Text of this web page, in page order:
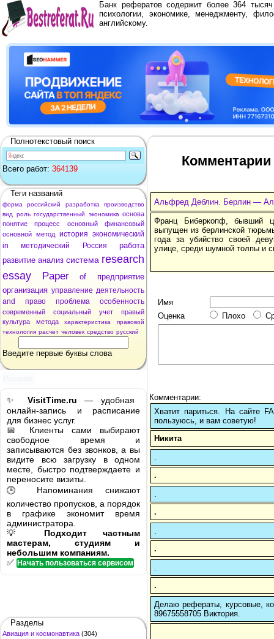
Банк рефератов содержит более 364
психологии, экономике, менеджменту,
английскому.
Полнотекстовый поиск
Всего работ: 364139
Теги названий
форма российский разработка
производство
вид
роль государственный экономика основа
понятие
процесс основный
финансовый
основной метод история экономический
in
методический Россия
работа
развитие анализ система research
essay
Paper of
предприятие
организация управление деятельность
and
право проблема особенность
современный социальный учет
правый
культура
метода характеристика
правовой
технология расчет человек средство русский
Введите первые буквы слова
✨ VisitTime.ru — удобная
онлайн-запись и расписание
для бизнес услуг.
📅 Клиенты сами выбирают
свободное время и
записываются без звонков, а вы
видите всю загрузку в одном
месте, быстро подтверждаете и
переносите визиты.
🕒 Напоминания снижают
количество пропусков, а порядок
в графике экономит время
администратора.
💡 Подходит частным
мастерам, студиям и
небольшим компаниям.
✅ Начать пользоваться сервисом
Разделы
Авиация и космонавтика (304)
Альфред Деблин. Берлин —
Франц Биберкопф, бывший
выпущен из берлинской
года за убийство своей
улице, среди шумной толпы и
Имя
Оценка
Плохо
Комментарии:
Хватит париться. На сайте
пользуюсь, и вам советую!
Никита
.
.
.
.
Делаю рефераты, курсовые,
89675558705 Виктория.